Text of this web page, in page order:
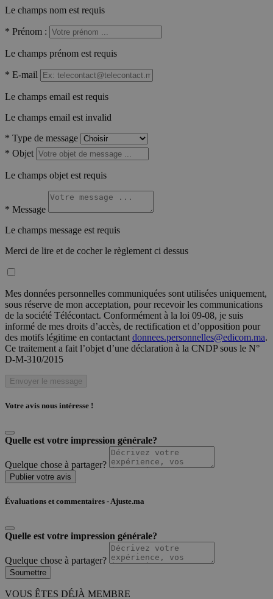
Le champs nom est requis
* Prénom :
Le champs prénom est requis
* E-mail
Le champs email est requis
Le champs email est invalid
* Type de message
* Objet
Le champs objet est requis
* Message
Le champs message est requis
Merci de lire et de cocher le règlement ci dessus
Mes données personnelles communiquées sont utilisées uniquement,
sous réserve de mon acceptation, pour recevoir les communications
de la société Télécontact. Conformément à la loi 09-08, je suis
informé de mes droits d’accès, de rectification et d’opposition pour
des motifs légitime en contactant donnees.personnelles@edicom.ma.
Ce traitement a fait l’objet d’une déclaration à la CNDP sous le N°
D-M-310/2015
Envoyer le message
Votre avis nous intéresse !
Quelle est votre impression générale?
Quelque chose à partager?
Publier votre avis
Évaluations et commentaires - Ajuste.ma
Quelle est votre impression générale?
Quelque chose à partager?
Soumettre
VOUS ÊTES DÉJÀ MEMBRE